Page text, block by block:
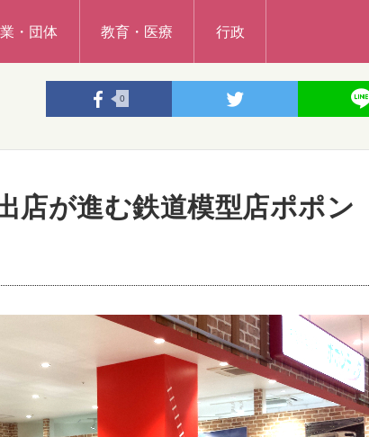
・団体 教育・医療 行政
0
店が進む鉄道模型店ポポン